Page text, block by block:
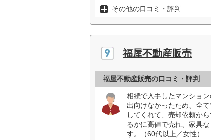
その他の口コミ・評判
福屋不動産販売
福屋不動産販売の口コミ・評判
相続で入手したマンショ
出向けなかったため、全
してくれて、売却依頼か
るかに高値で売れ、家具
す。（60代以上／女性）